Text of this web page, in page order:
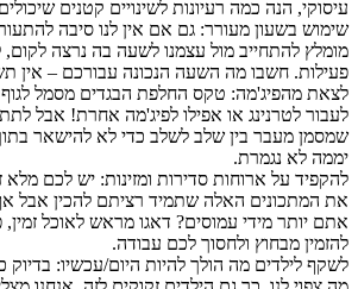
עיסוקי, הנה כמה רעיונות לשינויים קטנים
שימוש בשעון מעורר: גם אם אין לנו סיבה
מומלץ להתחייב מול עצמנו לשעה בה נרצה
פעילות. חשבו מה השעה הנכונה עבורכם – אין
לצאת מהפיג'מה: טקס החלפת הבגדים מסמל לגוף
לעבור לטרנינג או אפילו לפיג'מה אחרת! אבל
שמסמן מעבר בין שלב לשלב כדי לא להישאר
יממה לא נגמרת.
להקפיד על ארוחות סדירות ומזינות: יש לכם מלא
את המתכונים האלה שתמיד רציתם להכין אבל
אתם יותר מידי עמוסים? דאגו מראש לאוכל
להזמין מבחוץ ולחסוך לכם עבודה.
לשקף לילדים מה הולך להיות היום/עכשיו: בדיוק